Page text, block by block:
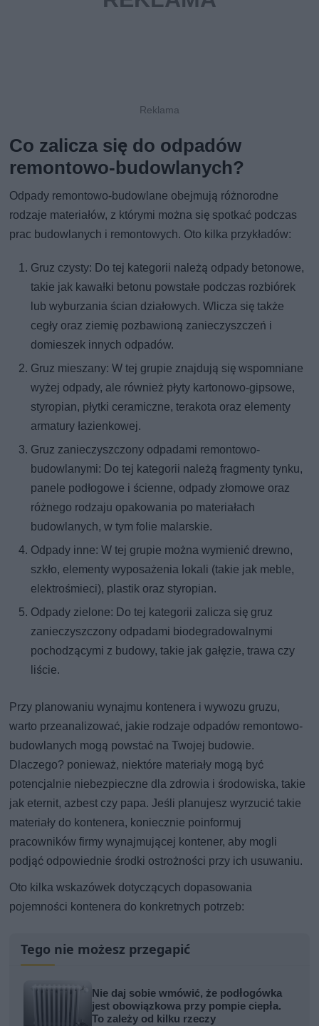
Co zalicza się do odpadów
remontowo-budowlanych?
Odpady remontowo-budowlane obejmują różnorodne
rodzaje materiałów, z którymi można się spotkać podczas
prac budowlanych i remontowych. Oto kilka przykładów:
Gruz czysty: Do tej kategorii należą odpady betonowe,
takie jak kawałki betonu powstałe podczas rozbiórek
lub wyburzania ścian działowych. Wlicza się także
cegły oraz ziemię pozbawioną zanieczyszczeń i
domieszek innych odpadów.
Gruz mieszany: W tej grupie znajdują się wspomniane
wyżej odpady, ale również płyty kartonowo-gipsowe,
styropian, płytki ceramiczne, terakota oraz elementy
armatury łazienkowej.
Gruz zanieczyszczony odpadami remontowo-
budowlanymi: Do tej kategorii należą fragmenty tynku,
panele podłogowe i ścienne, odpady złomowe oraz
różnego rodzaju opakowania po materiałach
budowlanych, w tym folie malarskie.
Odpady inne: W tej grupie można wymienić drewno,
szkło, elementy wyposażenia lokali (takie jak meble,
elektrośmieci), plastik oraz styropian.
Odpady zielone: Do tej kategorii zalicza się gruz
zanieczyszczony odpadami biodegradowalnymi
pochodzącymi z budowy, takie jak gałęzie, trawa czy
liście.
Przy planowaniu wynajmu kontenera i wywozu gruzu,
warto przeanalizować, jakie rodzaje odpadów remontowo-
budowlanych mogą powstać na Twojej budowie.
Dlaczego? ponieważ, niektóre materiały mogą być
potencjalnie niebezpieczne dla zdrowia i środowiska, takie
jak eternit, azbest czy papa. Jeśli planujesz wyrzucić takie
materiały do kontenera, koniecznie poinformuj
pracowników firmy wynajmującej kontener, aby mogli
podjąć odpowiednie środki ostrożności przy ich usuwaniu.
Oto kilka wskazówek dotyczących dopasowania
pojemności kontenera do konkretnych potrzeb:
Tego nie możesz przegapić
Nie daj sobie wmówić, że podłogówka
jest obowiązkowa przy pompie ciepła.
To zależy od kilku rzeczy